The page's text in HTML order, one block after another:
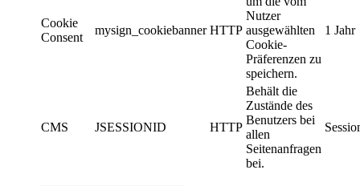
Cookie
Consent
mysign_cookiebanner HTTP
Nutzer
ausgewählten
Cookie-
Präferenzen zu
speichern.
1 Jahr
CMS JSESSIONID HTTP
Behält die
Zustände des
Benutzers bei
allen
Seitenanfragen
bei.